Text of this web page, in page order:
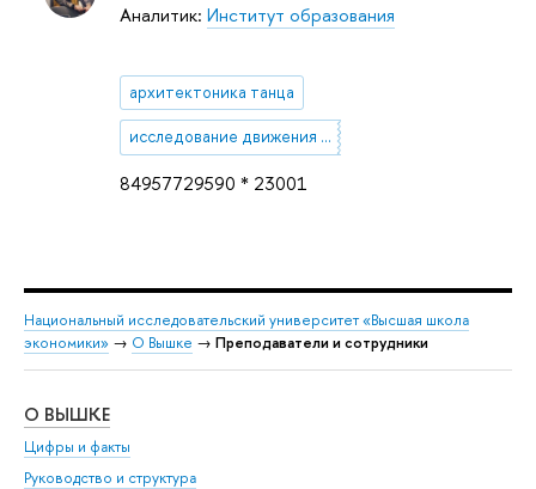
84957729590 * 23001
Аналитик: Институт образования
архитектоника танца
исследование движения тела
Национальный исследовательский университет «Высшая школа
экономики» → О Вышке → Преподаватели и сотрудники
О ВЫШКЕ
Цифры и факты
Руководство и структура